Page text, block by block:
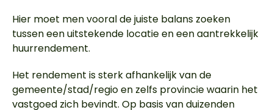
Hier moet men vooral de juiste balans zoeken
tussen een uitstekende locatie en een aantrekkelijk
huurrendement.
Het rendement is sterk afhankelijk van de
gemeente/stad/regio en zelfs provincie waarin het
vastgoed zich bevindt. Op basis van duizenden